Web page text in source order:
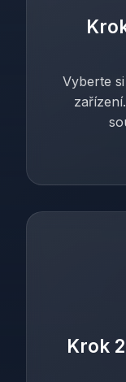
Vyberte
Krok